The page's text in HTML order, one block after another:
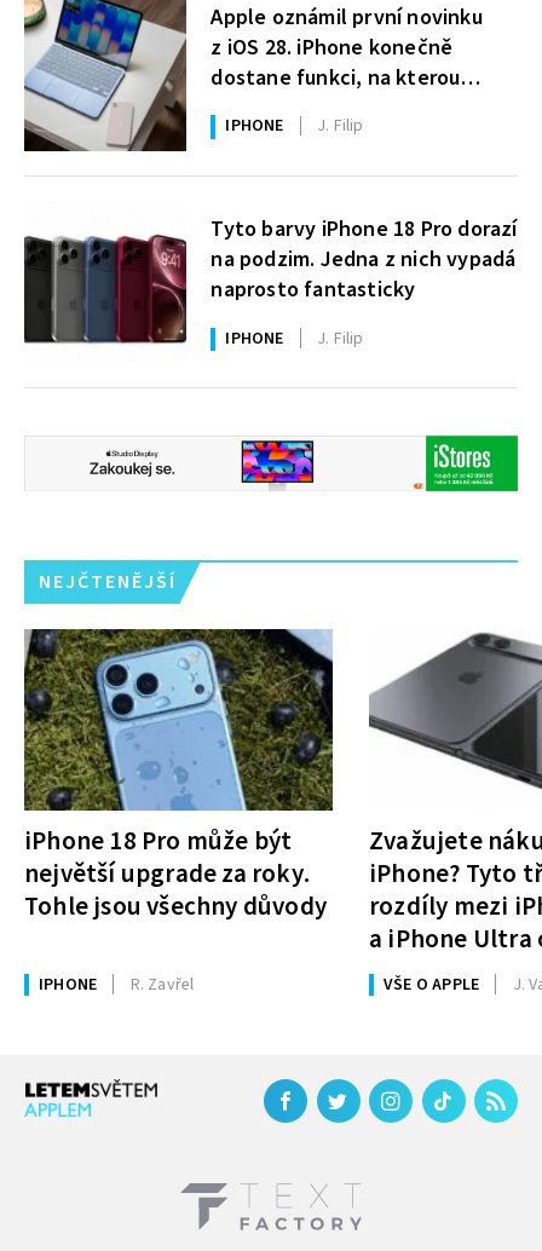
Apple oznámil první novinku
z iOS 28. iPhone konečně
dostane funkci, na kterou
uživatelé Windows čekají roky
IPHONE J. Filip
Tyto barvy iPhone 18 Pro dorazí
na podzim. Jedna z nich vypadá
naprosto fantasticky
IPHONE J. Filip
NEJČTENĚJŠÍ
iPhone 18 Pro může být
největší upgrade za roky.
Tohle jsou všechny důvody
IPHONE R. Zavřel
Zvažujete
iPhone? Tyto
rozdíly mezi
a iPhone Ultra
rozhodnutí
VŠE O APPLE J.